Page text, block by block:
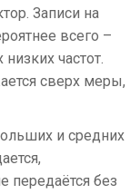
Записи на
всего –
частот.
сверх меры,
и средних
передаётся без